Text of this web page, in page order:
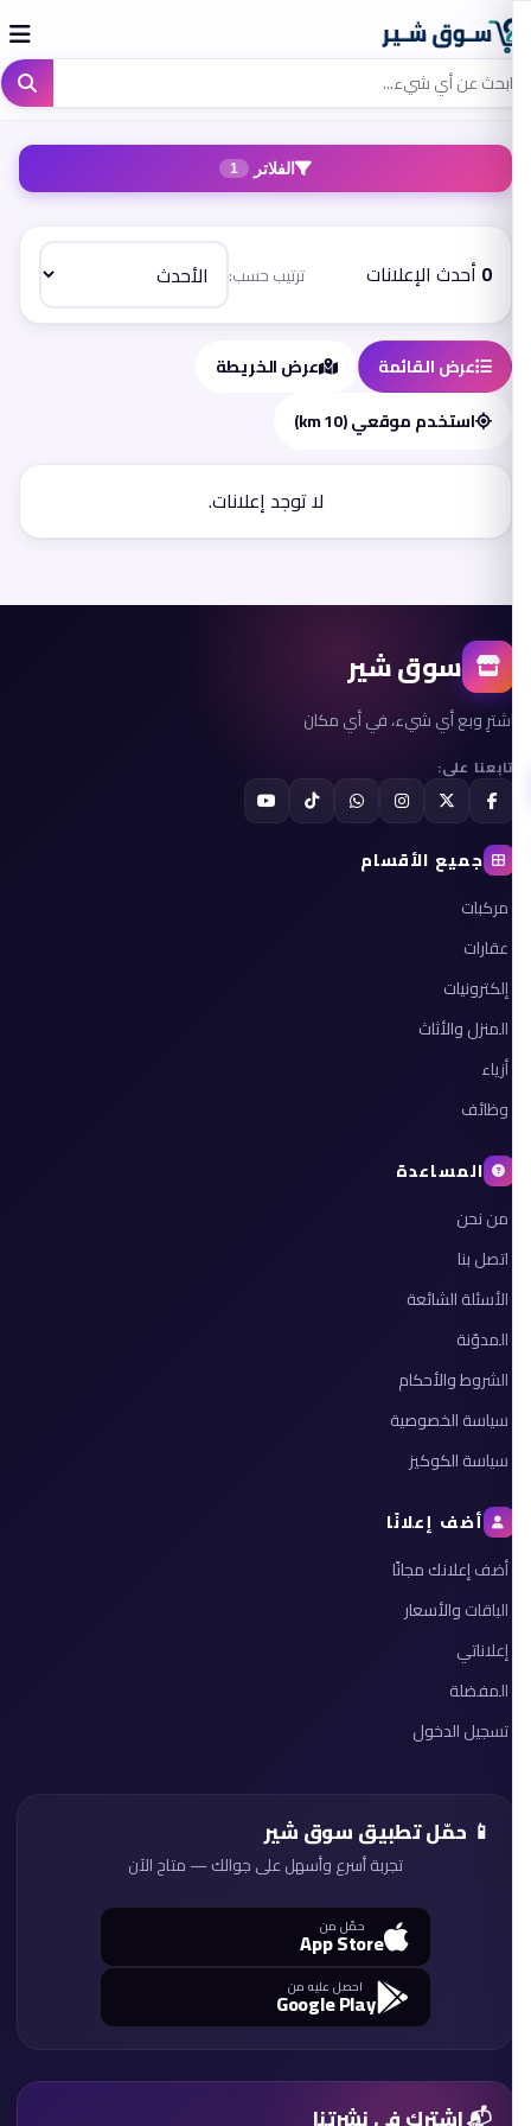
الفلاتر 1
0 أحدث الإعلانات ترتيب حسب:
عرض القائمة
عرض الخريطة
استخدم موقعي (10 km)
لا توجد إعلانات.
سوق شير
اشترِ وبع أي شيء، في أي مكان
تابعنا على:
جميع الأقسام
مركبات
عقارات
إلكترونيات
المنزل والأثاث
أزياء
وظائف
المساعدة
من نحن
اتصل بنا
الأسئلة الشائعة
المدوّنة
الشروط والأحكام
سياسة الخصوصية
سياسة الكوكيز
أضف إعلانًا
أضف إعلانك مجانًا
الباقات والأسعار
إعلاناتي
المفضلة
تسجيل الدخول
📱 حمّل تطبيق سوق شير
تجربة أسرع وأسهل على جوالك — متاح الآن
حمّل من
App Store
احصل عليه من
Google Play